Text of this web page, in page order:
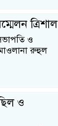
ত্রিশাল
ও
রুহুল
ও